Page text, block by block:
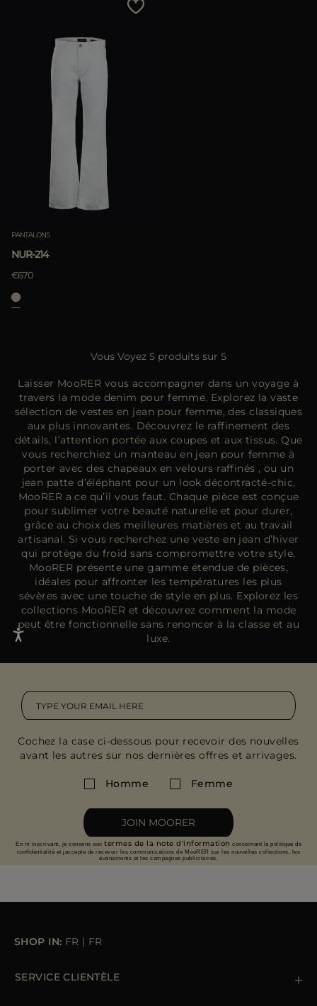
PANTALONS
NUR-214
€670
Vous Voyez 5 produits sur 5
Laisser MooRER vous accompagner dans un voyage à
travers la mode denim pour femme. Explorez la vaste
sélection de vestes en jean pour femme, des classiques
aux plus innovantes. Découvrez le raffinement des
détails, l’attention portée aux coupes et aux tissus. Que
vous recherchiez un manteau en jean pour femme à
porter avec des chapeaux en velours raffinés , ou un
jean patte d’éléphant pour un look décontracté-chic,
MooRER a ce qu’il vous faut. Chaque pièce est conçue
pour sublimer votre beauté naturelle et pour durer,
grâce au choix des meilleures matières et au travail
artisanal. Si vous recherchez une veste en jean d’hiver
qui protège du froid sans compromettre votre style,
MooRER présente une gamme étendue de pièces,
idéales pour affronter les températures les plus
sévères avec une touche de style en plus. Explorez les
collections MooRER et découvrez comment la mode
peut être fonctionnelle sans renoncer à la classe et au
luxe.
Cochez la case ci-dessous pour recevoir des nouvelles
avant les autres sur nos dernières offres et arrivages.
Homme Femme
JOIN MOORER
En m'inscrivant, je consens aux termes de la note d'information concernant la politique de
confidentialité et jaccepte de recevoir les communications de MooRER sur les nouvelles collections, les
événements et les campagnes publicitaires.
SHOP IN: FR | FR
SERVICE CLIENTÈLE